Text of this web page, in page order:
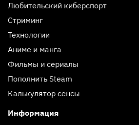
Любительский киберспорт
Стриминг
Технологии
Аниме и манга
Фильмы и сериалы
Пополнить Steam
Калькулятор сенсы
Информация